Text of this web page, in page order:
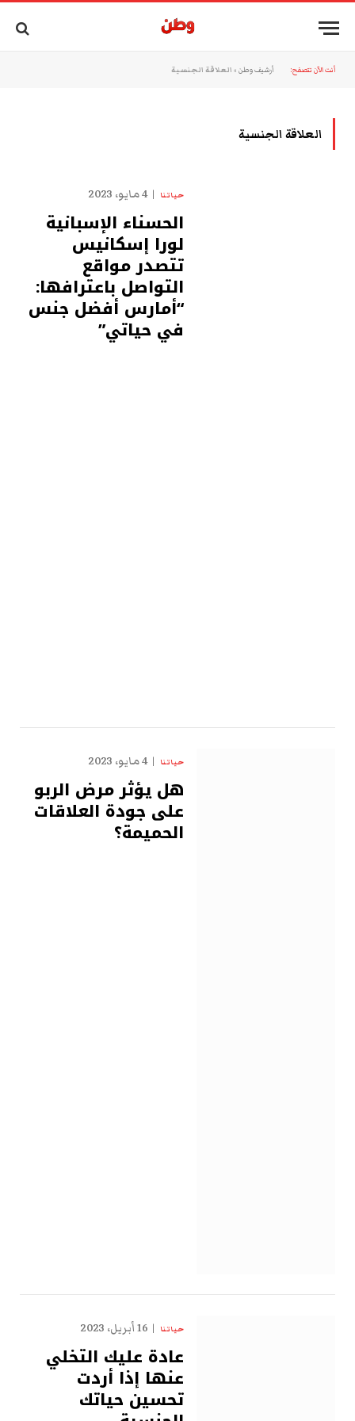
أنت الآن تتصفح: أرشيف وطن » العلاقة الجنسية
العلاقة الجنسية
حياتنا 4 مايو، 2023
الحسناء الإسبانية
لورا إسكانيس
تتصدر مواقع
التواصل باعترافها:
“أمارس أفضل جنس
في حياتي”
حياتنا 4 مايو، 2023
هل يؤثر مرض الربو
على جودة العلاقات
الحميمة؟
حياتنا 16 أبريل، 2023
عادة عليك التخلي
عنها إذا أردت
تحسين حياتك